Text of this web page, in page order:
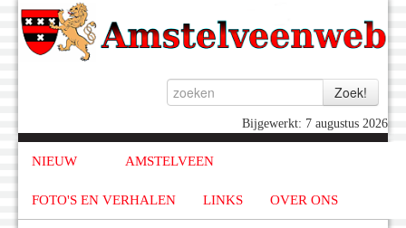
Bijgewerkt: 7 augustus 2026
NIEUW AMSTELVEEN
FOTO'S EN VERHALEN LINKS OVER ONS